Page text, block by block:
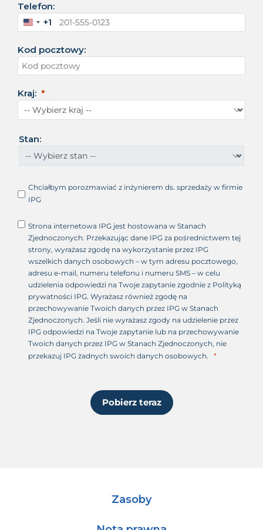
Telefon:
S
a
n
y
j
e
n
c
o
n
+
1
+1
Kod pocztowy:
Kraj:
Stan:
Chciałbym porozmawiać z inżynierem ds. sprzedaży w firmie
IPG
Strona internetowa IPG jest hostowana w Stanach
Zjednoczonych. Przekazując dane IPG za pośrednictwem tej
strony, wyrażasz zgodę na wykorzystanie przez IPG
wszelkich danych osobowych – w tym adresu pocztowego,
adresu e-mail, numeru telefonu i numeru SMS – w celu
udzielenia odpowiedzi na Twoje zapytanie zgodnie z Polityką
prywatności IPG. Wyrażasz również zgodę na
przechowywanie Twoich danych przez IPG w Stanach
Zjednoczonych. Jeśli nie wyrażasz zgody na udzielenie przez
IPG odpowiedzi na Twoje zapytanie lub na przechowywanie
Twoich danych przez IPG w Stanach Zjednoczonych, nie
przekazuj IPG żadnych swoich danych osobowych.
Pobierz teraz
Zasoby